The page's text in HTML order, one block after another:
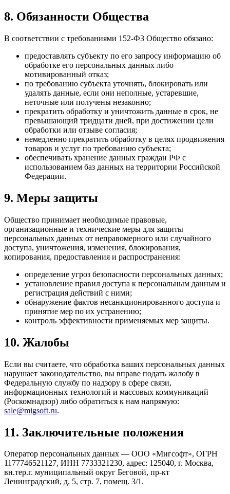
8. Обязанности Общества
В соответствии с требованиями 152-ФЗ Общество обязано:
предоставлять субъекту по его запросу информацию об
обработке его персональных данных либо
мотивированный отказ;
по требованию субъекта уточнять, блокировать или
удалять данные, если они неполные, устаревшие,
неточные или получены незаконно;
прекратить обработку и уничтожить данные в срок, не
превышающий тридцати дней, при достижении цели
обработки или отзыве согласия;
немедленно прекратить обработку в целях продвижения
товаров и услуг по требованию субъекта;
обеспечивать хранение данных граждан РФ с
использованием баз данных на территории Российской
Федерации.
9. Меры защиты
Общество принимает необходимые правовые,
организационные и технические меры для защиты
персональных данных от неправомерного или случайного
доступа, уничтожения, изменения, блокирования,
копирования, предоставления и распространения:
определение угроз безопасности персональных данных;
установление правил доступа к персональным данным и
регистрация действий с ними;
обнаружение фактов несанкционированного доступа и
принятие мер по их устранению;
контроль эффективности применяемых мер защиты.
10. Жалобы
Если вы считаете, что обработка ваших персональных данных
нарушает законодательство, вы вправе подать жалобу в
Федеральную службу по надзору в сфере связи,
информационных технологий и массовых коммуникаций
(Роскомнадзор) либо обратиться к нам напрямую:
sale@migsoft.ru.
11. Заключительные положения
Оператор персональных данных — ООО «Мигсофт», ОГРН
1177746521127, ИНН 7733321230, адрес: 125040, г. Москва,
вн.тер.г. муниципальный округ Беговой, пр-кт
Ленинградский, д. 5, стр. 7, помещ. 3/1.